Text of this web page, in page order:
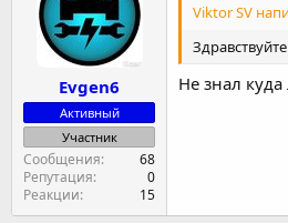
Evgen6
Активный
Участник
Сообщения
68
Репутация
0
Реакции
15
Viktor SV
Не знал